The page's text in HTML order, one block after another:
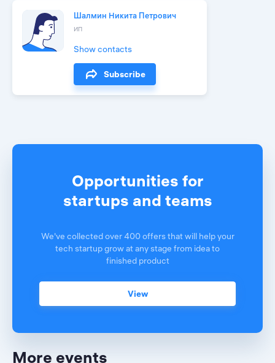
Шалмин Никита Петрович
ИП
Show contacts
Subscribe
Opportunities for
startups and teams
We've collected over 400 offers that will help your
tech startup grow at any stage from idea to
finished product
View
More events